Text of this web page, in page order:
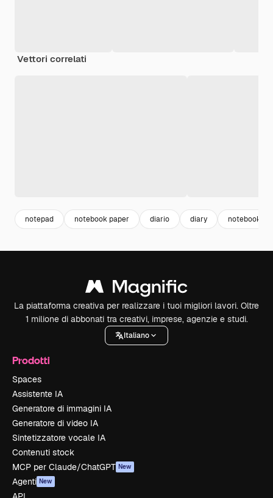
Vettori correlati
notepad notebook paper diario diary notebook
La piattaforma creativa per realizzare i tuoi migliori lavori. Oltre
1 milione di abbonati tra creativi, imprese, agenzie e studi.
Italiano
Prodotti
Spaces
Assistente IA
Generatore di immagini IA
Generatore di video IA
Sintetizzatore vocale IA
Contenuti stock
MCP per Claude/ChatGPT New
Agenti New